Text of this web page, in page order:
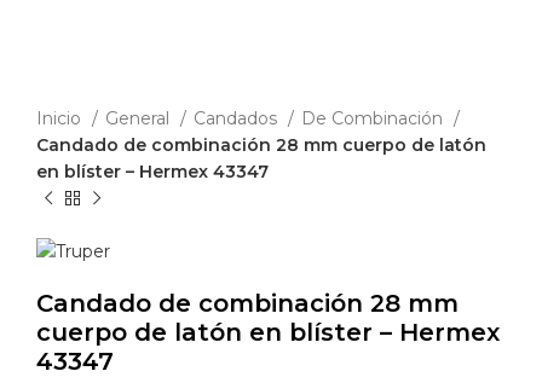
Inicio General Candados
De Combinación
Candado de combinación 28 mm cuerpo de latón
en blíster – Hermex 43347
Candado de combinación 28 mm
cuerpo de latón en blíster – Hermex
43347